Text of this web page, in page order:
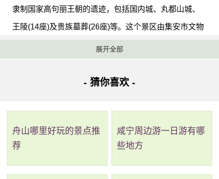
隶制国家高句丽王朝的遗迹，包括国内城、丸都山城、
王陵(14座)及贵族墓葬(26座)等。这个景区由集安市文物
局管理，建立于1983年，下设集安市博物馆、好太王碑
景区，景区总面积857679平方米。2004年7月1日，高句
城、丸都山城、十二座王陵、二十六座贵族墓葬、好太
王碑和将军坟一号陪冢等。国内城、丸都山城(始名尉那
岩城)是高句丽早中期(公元1-5世纪)的都城，其特点是平
展开全部
- 猜你喜欢 -
舟山哪里好玩的景点推
荐
咸宁周边游一日游有哪
些地方